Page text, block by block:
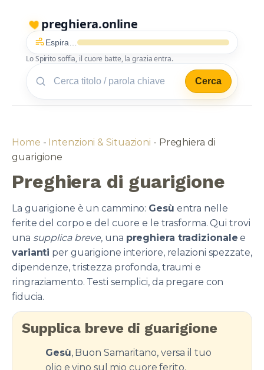
preghiera.online
Espira…
Lo Spirito soffia, il cuore batte, la grazia entra.
Cerca
Home - Intenzioni & Situazioni - Preghiera di
guarigione
Preghiera di guarigione
La guarigione è un cammino: Gesù entra nelle
ferite del corpo e del cuore e le trasforma. Qui trovi
una supplica breve, una preghiera tradizionale e
varianti per guarigione interiore, relazioni spezzate,
dipendenze, tristezza profonda, traumi e
ringraziamento. Testi semplici, da pregare con
fiducia.
Supplica breve di guarigione
Gesù, Buon Samaritano, versa il tuo
olio e vino sul mio cuore ferito.